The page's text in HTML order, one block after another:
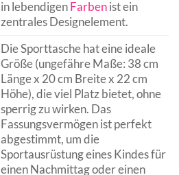
in lebendigenFarbenist ein
zentrales Designelement.
Die Sporttasche hat eine ideale
Größe (ungefähre Maße: 38 cm
Länge x 20 cm Breite x 22 cm
Höhe), die viel Platz bietet, ohne
sperrig zu wirken. Das
Fassungsvermögen ist perfekt
abgestimmt, um die
Sportausrüstung eines Kindes für
einen Nachmittag oder einen